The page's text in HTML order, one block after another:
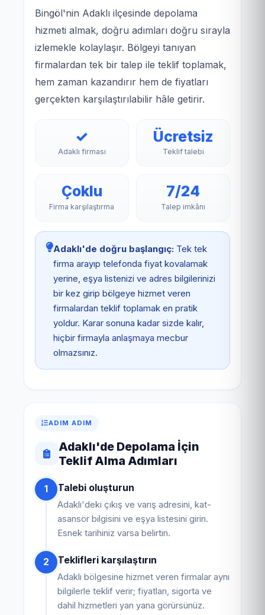
Bingöl'nin Adaklı ilçesinde depolama
hizmeti almak, doğru adımları doğru sırayla
izlemekle kolaylaşır. Bölgeyi tanıyan
firmalardan tek bir talep ile teklif toplamak,
hem zaman kazandırır hem de fiyatları
gerçekten karşılaştırılabilir hâle getirir.
✓
Adaklı firması
Ücretsiz
Teklif talebi
Çoklu
Firma karşılaştırma
7/24
Talep imkânı
Adaklı'de doğru başlangıç: Tek tek
firma arayıp telefonda fiyat kovalamak
yerine, eşya listenizi ve adres bilgilerinizi
bir kez girip bölgeye hizmet veren
firmalardan teklif toplamak en pratik
yoldur. Karar sonuna kadar sizde kalır,
hiçbir firmayla anlaşmaya mecbur
olmazsınız.
ADIM ADIM
Adaklı'de Depolama İçin
Teklif Alma Adımları
1 Talebi oluşturun
Adaklı'deki çıkış ve varış adresini, kat-
asansör bilgisini ve eşya listesini girin.
Esnek tarihiniz varsa belirtin.
2 Teklifleri karşılaştırın
Adaklı bölgesine hizmet veren firmalar aynı
bilgilerle teklif verir; fiyatları, sigorta ve
dahil hizmetleri yan yana görürsünüz.